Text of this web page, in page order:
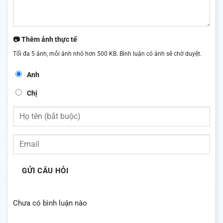
📷 Thêm ảnh thực tế
Tối đa 5 ảnh, mỗi ảnh nhỏ hơn 500 KB. Bình luận có ảnh sẽ chờ duyệt.
Anh
Chị
GỬI CÂU HỎI
Chưa có bình luận nào